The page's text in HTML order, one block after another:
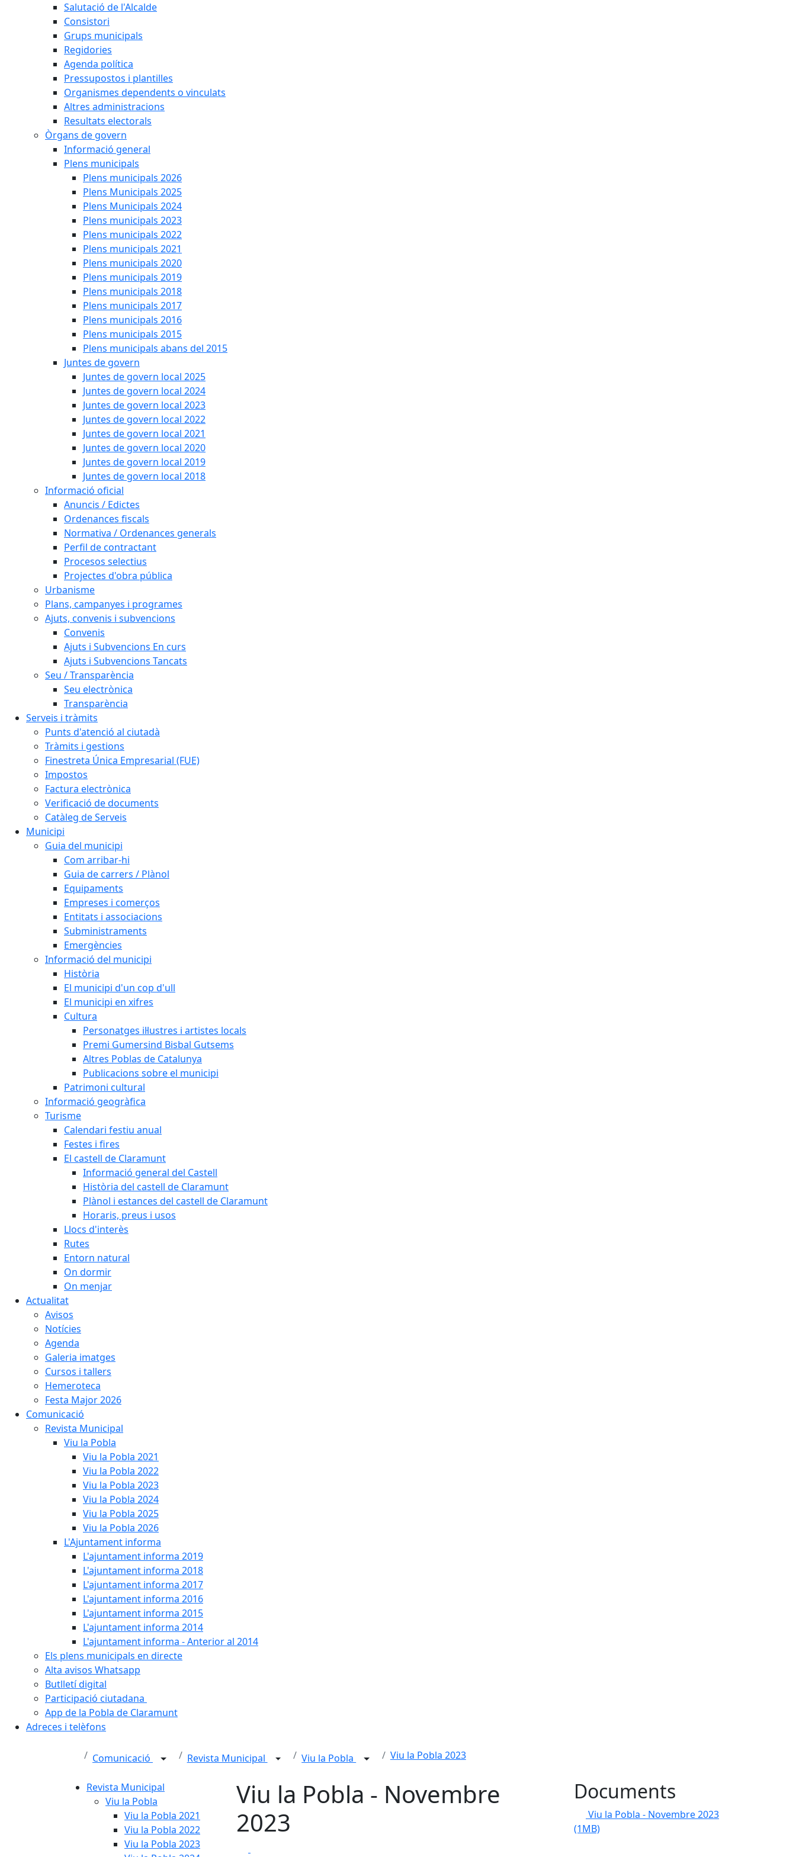
Salutació de l'Alcalde
Consistori
Grups municipals
Regidories
Agenda política
Pressupostos i plantilles
Organismes dependents o vinculats
Altres administracions
Resultats electorals
Òrgans de govern
Informació general
Plens municipals
Plens municipals 2026
Plens Municipals 2025
Plens Municipals 2024
Plens municipals 2023
Plens municipals 2022
Plens municipals 2021
Plens municipals 2020
Plens municipals 2019
Plens municipals 2018
Plens municipals 2017
Plens municipals 2016
Plens municipals 2015
Plens municipals abans del 2015
Juntes de govern
Juntes de govern local 2025
Juntes de govern local 2024
Juntes de govern local 2023
Juntes de govern local 2022
Juntes de govern local 2021
Juntes de govern local 2020
Juntes de govern local 2019
Juntes de govern local 2018
Informació oficial
Anuncis / Edictes
Ordenances fiscals
Normativa / Ordenances generals
Perfil de contractant
Procesos selectius
Projectes d'obra pública
Urbanisme
Plans, campanyes i programes
Ajuts, convenis i subvencions
Convenis
Ajuts i Subvencions En curs
Ajuts i Subvencions Tancats
Seu / Transparència
Seu electrònica
Transparència
Serveis i tràmits
Punts d'atenció al ciutadà
Tràmits i gestions
Finestreta Única Empresarial (FUE)
Impostos
Factura electrònica
Verificació de documents
Catàleg de Serveis
Municipi
Guia del municipi
Com arribar-hi
Guia de carrers / Plànol
Equipaments
Empreses i comerços
Entitats i associacions
Subministraments
Emergències
Informació del municipi
Història
El municipi d'un cop d'ull
El municipi en xifres
Cultura
Personatges il·lustres i artistes locals
Premi Gumersind Bisbal Gutsems
Altres Poblas de Catalunya
Publicacions sobre el municipi
Patrimoni cultural
Informació geogràfica
Turisme
Calendari festiu anual
Festes i fires
El castell de Claramunt
Informació general del Castell
Història del castell de Claramunt
Plànol i estances del castell de Claramunt
Horaris, preus i usos
Llocs d'interès
Rutes
Entorn natural
On dormir
On menjar
Actualitat
Avisos
Notícies
Agenda
Galeria imatges
Cursos i tallers
Hemeroteca
Festa Major 2026
Comunicació
Revista Municipal
Viu la Pobla
Viu la Pobla 2021
Viu la Pobla 2022
Viu la Pobla 2023
Viu la Pobla 2024
Viu la Pobla 2025
Viu la Pobla 2026
L'Ajuntament informa
L'ajuntament informa 2019
L'ajuntament informa 2018
L'ajuntament informa 2017
L'ajuntament informa 2016
L'ajuntament informa 2015
L'ajuntament informa 2014
L'ajuntament informa - Anterior al 2014
Els plens municipals en directe
Alta avisos Whatsapp
Butlletí digital
Participació ciutadana
App de la Pobla de Claramunt
Adreces i telèfons
Comunicació Revista Municipal Viu la Pobla Viu la Pobla 2023
Revista Municipal
Viu la Pobla
Viu la Pobla 2021
Viu la Pobla 2022
Viu la Pobla 2023
Viu la Pobla - Novembre
2023
Documents
Viu la Pobla - Novembre 2023
(1MB)